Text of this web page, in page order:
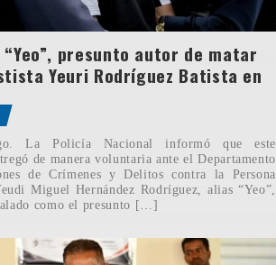
presunto autor de matar
Yeuri Rodríguez Batista en
La Policía Nacional informó que este
de manera voluntaria ante el Departamento
de Crímenes y Delitos contra la Persona
Miguel Hernández Rodríguez, alias “Yeo”,
como el presunto […]